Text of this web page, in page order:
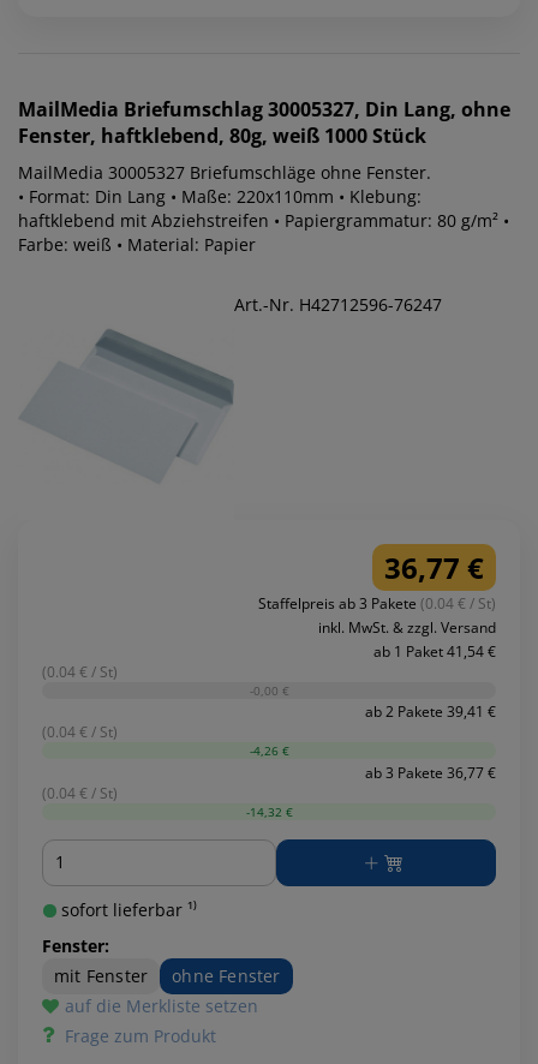
MailMedia Briefumschlag 30005327, Din Lang, ohne
Fenster, haftklebend, 80g, weiß 1000 Stück
MailMedia 30005327 Briefumschläge ohne Fenster.
• Format: Din Lang • Maße: 220x110mm • Klebung:
haftklebend mit Abziehstreifen • Papiergrammatur: 80 g/m² •
Farbe: weiß • Material: Papier
Art.-Nr. H42712596-76247
36,77 €
Staffelpreis ab 3 Pakete (0.04 € / St)
inkl. MwSt. & zzgl. Versand
ab 1 Paket 41,54 €
(0.04 € / St)
-0,00 €
ab 2 Pakete 39,41 €
(0.04 € / St)
-4,26 €
ab 3 Pakete 36,77 €
(0.04 € / St)
-14,32 €
Menge
sofort lieferbar ¹⁾
Fenster:
mit Fenster
ohne Fenster
auf die Merkliste setzen
Frage zum Produkt